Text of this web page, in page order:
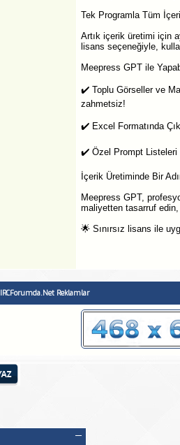
Tek Programla Tüm
Artık içerik üretimi için
lisans seçeneğiyle,
Meepress GPT ile
✔️ Toplu Görseller ve
zahmetsiz!
✔️ Excel Formatında
✔️ Özel Prompt Listeleri
İçerik Üretiminde Bir
Meepress GPT,
maliyetten tasarruf
🌟 Sınırsız lisans ile
IRCForumda.Net Reklamlar